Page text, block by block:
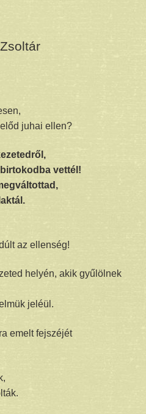
juhai ellen?
vettél!
az ellenség!
helyén, akik gyűlölnek
jeléül.
emelt fejszéjét